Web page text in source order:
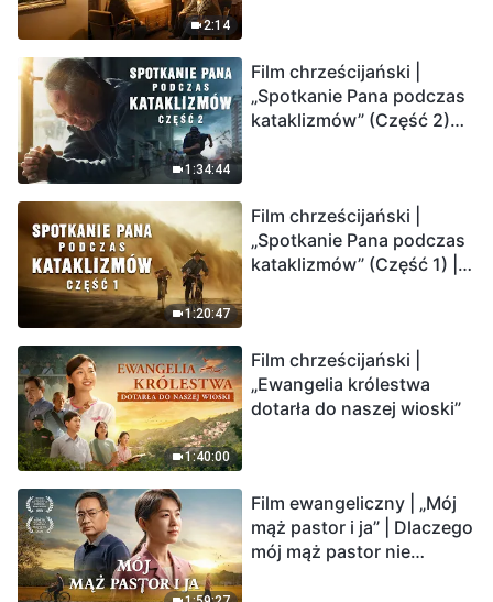
2:14
1:34:44
Film chrześcijański |
„Spotkanie Pana podczas
kataklizmów” (Część 2)
Ludzkość weszła w
odliczanie. Czy znalazłeś
już drogę ocalenia?
1:20:47
Film chrześcijański |
„Spotkanie Pana podczas
kataklizmów” (Część 1) |
1:40:00
Film chrześcijański |
„Ewangelia królestwa
dotarła do naszej wioski”
Film ewangeliczny | „Mój
mąż pastor i ja” | Dlaczego
mój mąż pastor nie